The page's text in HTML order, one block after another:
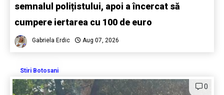
semnalul polițistului, apoi a încercat să
cumpere iertarea cu 100 de euro
Gabriela Erdic Aug 07, 2026
Stiri Botosani
0